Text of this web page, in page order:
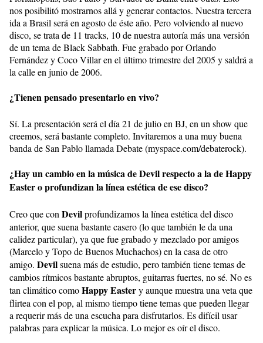
nos posibilitó mostrarnos allá y generar contactos. Nuestra tercera
ida a Brasil será en agosto de éste año. Pero volviendo al nuevo
disco, se trata de 11 tracks, 10 de nuestra autoría más una versión
de un tema de Black Sabbath. Fue grabado por Orlando
Fernández y Coco Villar en el último trimestre del 2005 y saldrá a
la calle en junio de 2006.
¿Tienen pensado presentarlo en vivo?
Sí. La presentación será el día 21 de julio en BJ, en un show que
creemos, será bastante completo. Invitaremos a una muy buena
banda de San Pablo llamada Debate (myspace.com/debaterock).
¿Hay un cambio en la música de Devil respecto a la de Happy
Easter o profundizan la línea estética de ese disco?
Creo que conDevilprofundizamos la línea estética del disco
anterior, que suena bastante casero (lo que también le da una
calidez particular), ya que fue grabado y mezclado por amigos
(Marcelo y Topo de Buenos Muchachos) en la casa de otro
amigo. Devilsuena más de estudio, pero también tiene temas de
cambios rítmicos bastante abruptos, guitarras fuertes, no sé. No es
tan climático comoHappy Eastery aunque muestra una veta que
flirtea con el pop, al mismo tiempo tiene temas que pueden llegar
a requerir más de una escucha para disfrutarlos. Es difícil usar
palabras para explicar la música. Lo mejor es oír el disco.